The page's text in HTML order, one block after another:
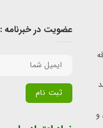
و
عضویت در خبرنامه :